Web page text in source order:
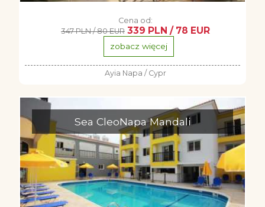
Cena od:
347 PLN / 80 EUR 339 PLN / 78 EUR
zobacz więcej
Ayia Napa / Cypr
Sea CleoNapa Mandali